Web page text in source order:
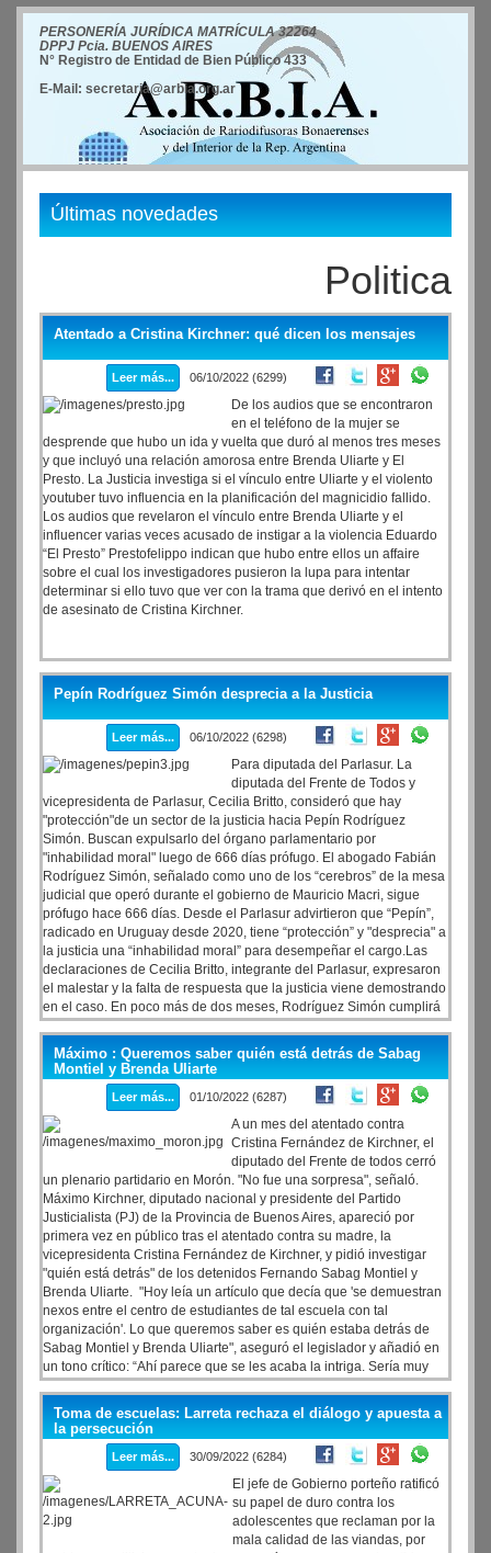
PERSONERÍA JURÍDICA MATRÍCULA 32264
DPPJ Pcia. BUENOS AIRES
N° Registro de Entidad de Bien Público 433
E-Mail: secretaria@arbia.org.ar
Últimas novedades
Politica
Atentado a Cristina Kirchner: qué dicen los mensajes
Leer más... 06/10/2022 (6299)
De los audios que se encontraron
en el teléfono de la mujer se
desprende que hubo un ida y vuelta que duró al menos tres meses
y que incluyó una relación amorosa entre Brenda Uliarte y El
Presto. La Justicia investiga si el vínculo entre Uliarte y el violento
youtuber tuvo influencia en la planificación del magnicidio fallido.
Los audios que revelaron el vínculo entre Brenda Uliarte y el
influencer varias veces acusado de instigar a la violencia Eduardo
“El Presto” Prestofelippo indican que hubo entre ellos un affaire
sobre el cual los investigadores pusieron la lupa para intentar
determinar si ello tuvo que ver con la trama que derivó en el intento
de asesinato de Cristina Kirchner.
Pepín Rodríguez Simón desprecia a la Justicia
Leer más... 06/10/2022 (6298)
Para diputada del Parlasur. La
diputada del Frente de Todos y
vicepresidenta de Parlasur, Cecilia Britto, consideró que hay
"protección"de un sector de la justicia hacia Pepín Rodríguez
Simón. Buscan expulsarlo del órgano parlamentario por
"inhabilidad moral" luego de 666 días prófugo. El abogado Fabián
Rodríguez Simón, señalado como uno de los “cerebros” de la mesa
judicial que operó durante el gobierno de Mauricio Macri, sigue
prófugo hace 666 días. Desde el Parlasur advirtieron que “Pepín”,
radicado en Uruguay desde 2020, tiene “protección” y "desprecia" a
la justicia una “inhabilidad moral” para desempeñar el cargo.Las
declaraciones de Cecilia Britto, integrante del Parlasur, expresaron
el malestar y la falta de respuesta que la justicia viene demostrando
en el caso. En poco más de dos meses, Rodríguez Simón cumplirá
dos años prófugo de la justicia argentina.
Máximo : Queremos saber quién está detrás de Sabag
Montiel y Brenda Uliarte
Leer más... 01/10/2022 (6287)
A un mes del atentado contra
Cristina Fernández de Kirchner, el
diputado del Frente de todos cerró
un plenario partidario en Morón. "No fue una sorpresa", señaló.
Máximo Kirchner, diputado nacional y presidente del Partido
Justicialista (PJ) de la Provincia de Buenos Aires, apareció por
primera vez en público tras el atentado contra su madre, la
vicepresidenta Cristina Fernández de Kirchner, y pidió investigar
"quién está detrás" de los detenidos Fernando Sabag Montiel y
Brenda Uliarte. "Hoy leía un artículo que decía que 'se demuestran
nexos entre el centro de estudiantes de tal escuela con tal
organización'. Lo que queremos saber es quién estaba detrás de
Sabag Montiel y Brenda Uliarte", aseguró el legislador y añadió en
un tono crítico: “Ahí parece que se les acaba la intriga. Sería muy
bueno saberlo”.
Toma de escuelas: Larreta rechaza el diálogo y apuesta a
la persecución
Leer más... 30/09/2022 (6284)
El jefe de Gobierno porteño ratificó
su papel de duro contra los
adolescentes que reclaman por la
mala calidad de las viandas, por